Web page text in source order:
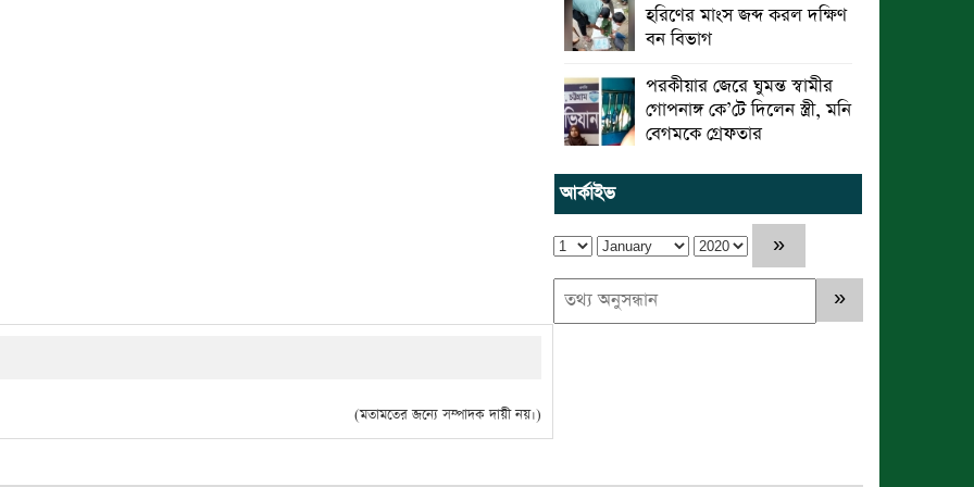
হরিণের মাংস জব্দ করল দক্ষিণ
বন বিভাগ
পরকীয়ার জেরে ঘুমন্ত স্বামীর
গোপনাঙ্গ কে’টে দিলেন স্ত্রী, মনি
বেগমকে গ্রেফতার
আর্কাইভ
(মতামতের জন্যে সম্পাদক দায়ী নয়।)